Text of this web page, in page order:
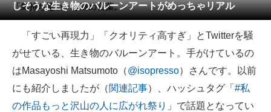
メディア
注目記事を集めた総合ページ
ITの今と未来を見通す
スマホと通信の最新トレンド
しそうな生き物のバルーンアートがめっちゃリアル
「気持ち悪い」は褒め言葉。
「すごい再現力」「クオリティ高すぎ」とTwitterを騒
がせている、生き物のバルーンアート。手がけているの
はMasayoshi Matsumoto（@isopresso）さんです。以前
にも紹介しましたが（関連記事）、ハッシュタグ「 #私
の作品もっと沢山の人に広がれ祭り 」で話題となってい